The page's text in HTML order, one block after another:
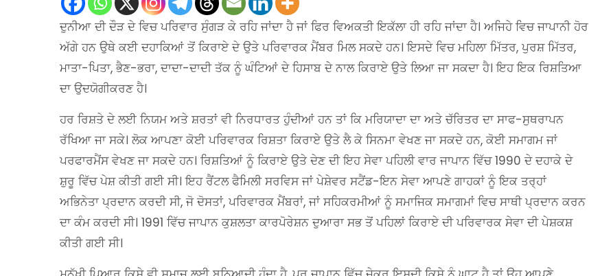
ਦੁਨੀਆ ਦੀ ਦੌੜ ਦੇ ਵਿਚ ਪਰਿਵਾਰ ਸੁੰਗੜ ਕੇ ਰਹਿ ਜਾਂਦਾ ਹੈ ਜਾਂ ਫਿਰ ਵਿਅਕਤੀ ਇਕੱਲਾ ਹੀ ਰਹਿ ਜਾਂਦਾ ਹੈ। ਅਜਿਹੇ ਵਿਚ ਜਾਪਾਨੀ ਹੋਰ
ਅੱਗੇ ਹਨ ਉਥੇ ਕਈ ਦਹਾਕਿਆਂ ਤੋਂ ਕਿਰਾਏ ਦੇ ਉਤੇ ਪਰਿਵਾਰਕ ਮੈਂਬਰ ਮਿਲ ਸਕਦੇ ਹਨ। ਇਸਦੇ ਵਿਚ ਮਹਿਲਾ ਮਿੱਤਰ, ਪੁਰਸ਼ ਮਿੱਤਰ,
ਮਾਤਾ-ਪਿਤਾ, ਭੈਣ-ਭਰਾ, ਦਾਦਾ-ਦਾਦੀ ਤੱਕ ਨੂੰ ਘੰਟਿਆਂ ਦੇ ਹਿਸਾਬ ਦੇ ਨਾਲ ਕਿਰਾਏ ਉਤੇ ਲਿਆ ਜਾ ਸਕਦਾ ਹੈ। ਇਹ ਇਕ ਰਿਸ਼ਤਿਆ
ਦਾ ਉਦਯੋਗੀਕਰਣ ਹੈ।
ਹਰ ਰਿਸ਼ਤੇ ਦੇ ਲਈ ਨਿਯਮ ਅਤੇ ਸ਼ਰਤਾਂ ਵੀ ਨਿਰਧਾਰਤ ਹੁੰਦੀਆਂ ਹਨ ਤਾਂ ਕਿ ਮਰਿਯਾਦਾ ਦਾ ਅਤੇ ਚੱਰਿਤਰ ਦਾ ਸਾਫ-ਸੁਥਰਾਪਨ
ਰੱਖਿਆ ਜਾ ਸਕੇ। ਲੋਕ ਆਪਣਾ ਕੋਈ ਪਰਿਵਾਰਕ ਰਿਸ਼ਤਾ ਕਿਰਾਏ ਉਤੇ ਲੈ ਕੇ ਸਿਨਮਾ ਵੇਖਣ ਜਾ ਸਕਦੇ ਹਨ, ਕੋਈ ਸਮਾਗਮ ਜਾਂ
ਪਰਫਾਰਮੈਂਸ ਵੇਖਣ ਜਾ ਸਕਦੇ ਹਨ। ਰਿਸ਼ਤਿਆਂ ਨੂੰ ਕਿਰਾਏ ਉਤੇ ਦੇਣ ਦੀ ਇਹ ਸੇਵਾ ਪਹਿਲੀ ਵਾਰ ਜਾਪਾਨ ਵਿੱਚ 1990 ਦੇ ਦਹਾਕੇ ਦੇ
ਸ਼ੁਰੂ ਵਿੱਚ ਪੇਸ਼ ਕੀਤੀ ਗਈ ਸੀ। ਇਹ ਰੈਂਟਲ ਫੈਮਿਲੀ ਸਰਵਿਸ ਜਾਂ ਪੇਸ਼ੇਵਰ ਸਟੈਂਡ-ਇਨ ਸੇਵਾ ਆਪਣੇ ਗਾਹਕਾਂ ਨੂੰ ਇਕ ਤਰ੍ਹਾਂ
ਅਭਿਨੇਤਾ ਪ੍ਰਦਾਨ ਕਰਦੀ ਸੀ, ਜੋ ਦੋਸਤਾਂ, ਪਰਿਵਾਰਕ ਮੈਂਬਰਾਂ, ਜਾਂ ਸਹਿਕਰਮੀਆਂ ਨੂੰ ਸਮਾਜਿਕ ਸਮਾਗਮਾਂ ਵਿਚ ਸਾਥੀ ਪ੍ਰਦਾਨ ਕਰਨ
ਦਾ ਕੰਮ ਕਰਦੀ ਸੀ। 1991 ਵਿੱਚ ਜਾਪਾਨ ਕੁਸ਼ਲਤਾ ਕਾਰਪੋਰੇਸ਼ਨ ਦੁਆਰਾ ਸਭ ਤੋਂ ਪਹਿਲਾਂ ਕਿਰਾਏ ਦੀ ਪਰਿਵਾਰਕ ਸੇਵਾ ਦੀ ਪੇਸ਼ਕਸ਼
ਕੀਤੀ ਗਈ ਸੀ।